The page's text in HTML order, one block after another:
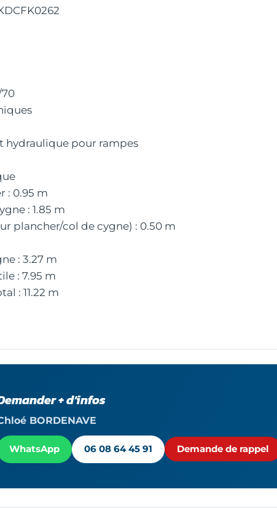
hydraulique pour rampes
: 0.95 m
: 1.85 m
plancher/col de cygne) : 0.50 m
: 3.27 m
: 7.95 m
: 11.22 m
+ d’infos
BORDENAVE
WhatsApp 06 08 64 45 91 Demande de rappel